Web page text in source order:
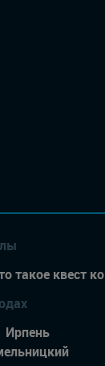
такое квест
Ирпень